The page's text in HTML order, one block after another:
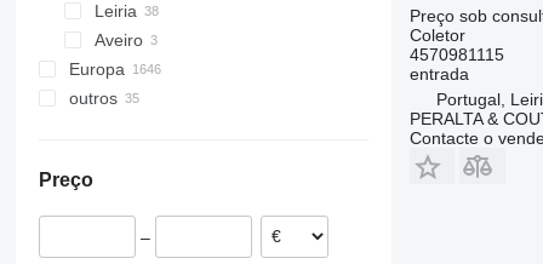
Leiria
Aveiro
Europa
Estónia
Espanha
Lituânia
outros
Preço
–
Preço sob
Coletor
4570981115
entrada
Portugal,
PERALTA &
Contacte o